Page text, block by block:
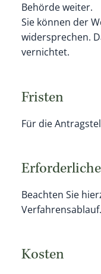
Behörde weiter.
Sie können der
widersprechen.
vernichtet.
Fristen
Für die
Beachten Sie
Verfahrensablauf.
Kosten